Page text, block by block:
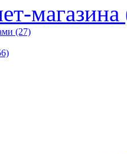
магазина
(27)